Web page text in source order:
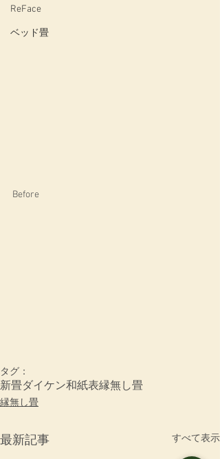
ReFace
ベッド畳
Before
タグ：
新畳ダイケン和紙表縁無し畳
縁無し畳
最新記事 すべて表示